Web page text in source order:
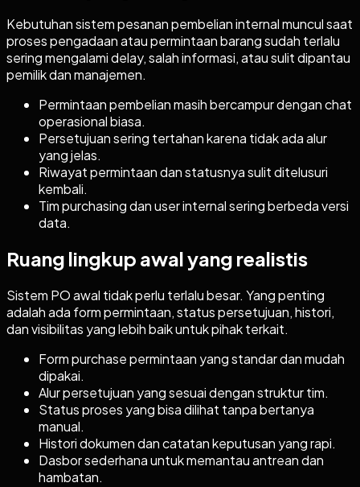
Kebutuhan sistem pesanan pembelian internal muncul saat
proses pengadaan atau permintaan barang sudah terlalu
sering mengalami delay, salah informasi, atau sulit dipantau
pemilik dan manajemen.
Permintaan pembelian masih bercampur dengan chat
operasional biasa.
Persetujuan sering tertahan karena tidak ada alur
yang jelas.
Riwayat permintaan dan statusnya sulit ditelusuri
kembali.
Tim purchasing dan user internal sering berbeda versi
data.
Ruang lingkup awal yang realistis
Sistem PO awal tidak perlu terlalu besar. Yang penting
adalah ada form permintaan, status persetujuan, histori,
dan visibilitas yang lebih baik untuk pihak terkait.
Form purchase permintaan yang standar dan mudah
dipakai.
Alur persetujuan yang sesuai dengan struktur tim.
Status proses yang bisa dilihat tanpa bertanya
manual.
Histori dokumen dan catatan keputusan yang rapi.
Dasbor sederhana untuk memantau antrean dan
hambatan.